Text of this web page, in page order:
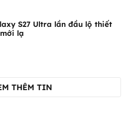
S27 Ultra lần đầu lộ thiết
lạ
THÊM TIN